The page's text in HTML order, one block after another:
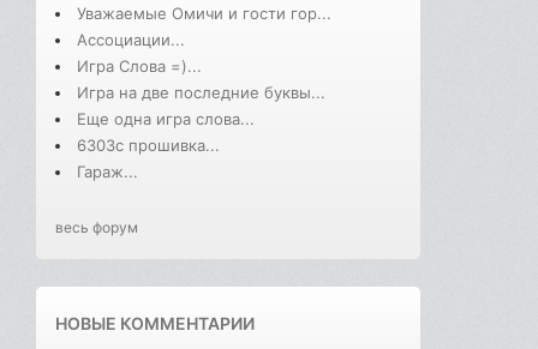
Уважаемые Омичи и гости гор...
Ассоциации...
Игра Слова =)...
Игра на две последние буквы...
Еще одна игра слова...
6303с прошивка...
Гараж...
весь форум
НОВЫЕ КОММЕНТАРИИ